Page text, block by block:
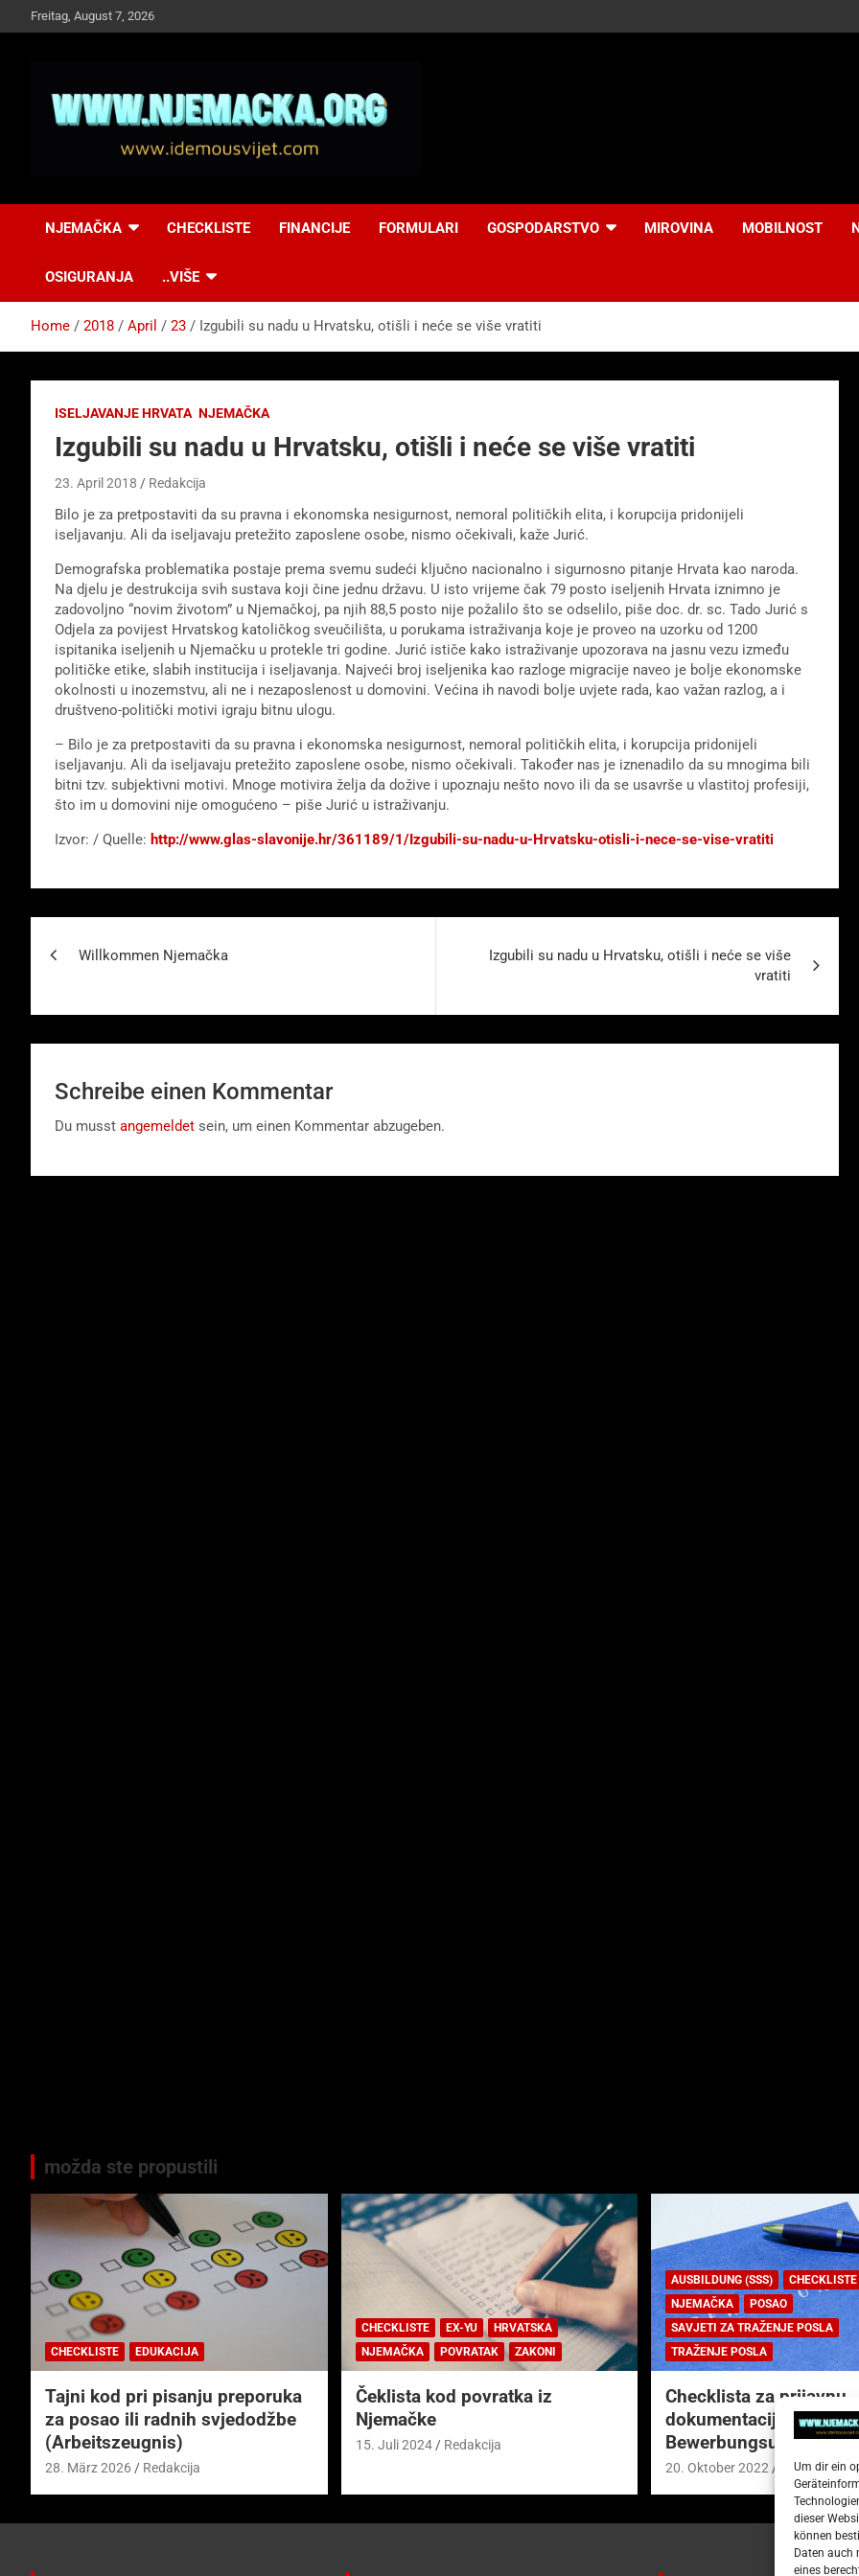
Um dir ein
dieser
können
Daten auch
eines
to
Freitag, August 7, 2026
Idemo u Svijet-
NJEMAČKA CHECKLISTE FINANCIJE FORMULARI GOSPODARSTVO MIROVINA MOBILNOST
OSIGURANJA ..VIŠE
Home 2018 April 23 Izgubili su nadu u Hrvatsku, otišli i neće se više vratiti
ISELJAVANJE HRVATA NJEMAČKA
Izgubili su nadu u Hrvatsku, otišli i neće se više vratiti
23. April 2018 Redakcija
Bilo je za pretpostaviti da su pravna i ekonomska nesigurnost, nemoral političkih elita, i korupcija pridonijeli
iseljavanju. Ali da iseljavaju pretežito zaposlene osobe, nismo očekivali, kaže Jurić.
Demografska problematika postaje prema svemu sudeći ključno nacionalno i sigurnosno pitanje Hrvata kao naroda.
Na djelu je destrukcija svih sustava koji čine jednu državu. U isto vrijeme čak 79 posto iseljenih Hrvata iznimno je
zadovoljno “novim životom” u Njemačkoj, pa njih 88,5 posto nije požalilo što se odselilo, piše doc. dr. sc. Tado Jurić s
Odjela za povijest Hrvatskog katoličkog sveučilišta, u porukama istraživanja koje je proveo na uzorku od 1200
ispitanika iseljenih u Njemačku u protekle tri godine. Jurić ističe kako istraživanje upozorava na jasnu vezu između
političke etike, slabih institucija i iseljavanja. Najveći broj iseljenika kao razloge migracije naveo je bolje ekonomske
okolnosti u inozemstvu, ali ne i nezaposlenost u domovini. Većina ih navodi bolje uvjete rada, kao važan razlog, a i
društveno-politički motivi igraju bitnu ulogu.
– Bilo je za pretpostaviti da su pravna i ekonomska nesigurnost, nemoral političkih elita, i korupcija pridonijeli
iseljavanju. Ali da iseljavaju pretežito zaposlene osobe, nismo očekivali. Također nas je iznenadilo da su mnogima bili
bitni tzv. subjektivni motivi. Mnoge motivira želja da dožive i upoznaju nešto novo ili da se usavrše u vlastitoj profesiji,
što im u domovini nije omogućeno – piše Jurić u istraživanju.
Izvor: / Quelle: http://www.glas-slavonije.hr/361189/1/Izgubili-su-nadu-u-Hrvatsku-otisli-i-nece-se-vise-vratiti
Willkommen Njemačka
Izgubili su nadu u Hrvatsku, otišli i neće se više
vratiti
Schreibe einen Kommentar
Du musst angemeldet sein, um einen Kommentar abzugeben.
možda ste propustili
CHECKLISTE EDUKACIJA
Tajni kod pri pisanju preporuka
za posao ili radnih svjedodžbe
(Arbeitszeugnis)
28. März 2026 Redakcija
CHECKLISTE EX-YU
HRVATSKA
NJEMAČKA
POVRATAK ZAKONI
Čeklista kod povratka iz
Njemačke
15. Juli 2024 Redakcija
AUSBILDUNG (SSS)
CHECKLISTE
NJEMAČKA
POSAO
SAVJETI ZA TRAŽENJE POSLA
TRAŽENJE POSLA
Checklista za prijavnu
dokumentaciju (njem.
20. Oktober 2022 Redakcija